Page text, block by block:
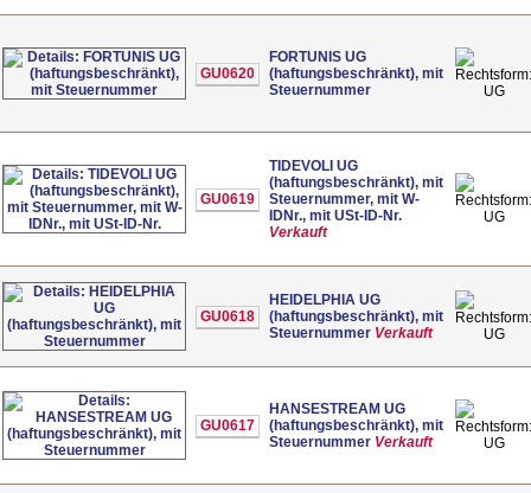
GU0620
FORTUNIS UG
(haftungsbeschränkt), mit
Steuernummer
UG
GU0619
TIDEVOLI UG
(haftungsbeschränkt), mit
Steuernummer, mit W-
IDNr., mit USt-ID-Nr.
Verkauft
UG
GU0618
HEIDELPHIA UG
(haftungsbeschränkt), mit
Steuernummer Verkauft UG
GU0617
HANSESTREAM UG
(haftungsbeschränkt), mit
Steuernummer Verkauft UG